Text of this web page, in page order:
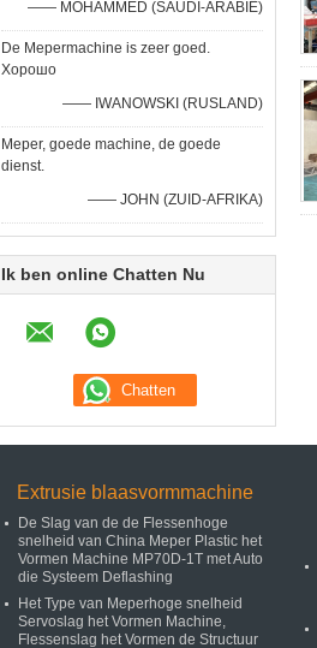
—— MOHAMMED (SAUDI-ARABIË)
De Mepermachine is zeer goed.
Хорошо
—— IWANOWSKI (RUSLAND)
Meper, goede machine, de goede
dienst.
—— JOHN (ZUID-AFRIKA)
Ik ben online Chatten Nu
Extrusie blaasvormmachine
De Slag van de de Flessenhoge
snelheid van China Meper Plastic het
Vormen Machine MP70D-1T met Auto
die Systeem Deflashing
Het Type van Meperhoge snelheid
Servoslag het Vormen Machine,
Flessenslag het Vormen de Structuur